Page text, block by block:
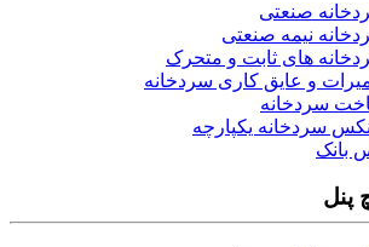
صنعتی
نیمه صنعتی
های ثابت و متحرک
و عایق کاری سردخانه
سردخانه
سردخانه یکپارچه
بانک
پنل